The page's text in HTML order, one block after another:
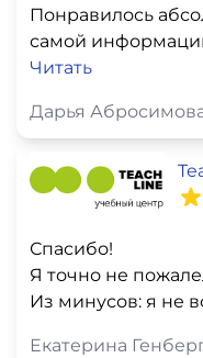
Понравилось
самой
Читать
Дарья
Спасибо!
Я точно не
Из минусов: я не
Екатерина